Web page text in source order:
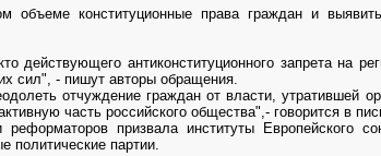
объеме конституционные права граждан и
антиконституционного запрета на
сил", - пишут авторы обращения.
отчуждение граждан от власти, утратившей
часть российского общества",- говорится в
призвала институты Европейского
политические партии.